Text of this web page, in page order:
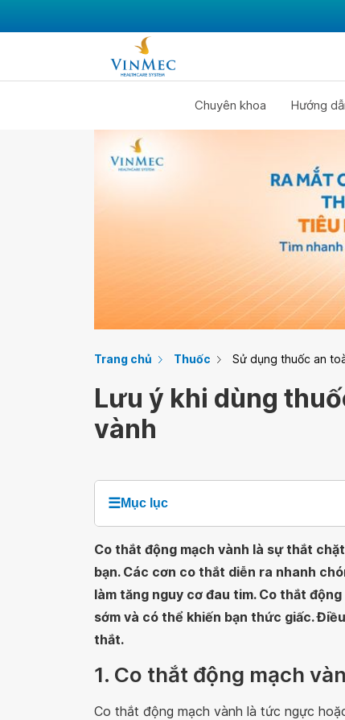
Chuyên khoa Hướng
Trang chủ Thuốc Sử dụng thuốc an
Lưu ý khi dùng
vành
☰Mục lục
Co thắt động mạch vành là sự thắt
bạn. Các cơn co thắt diễn ra nhanh
làm tăng nguy cơ đau tim. Co thắt
sớm và có thể khiến bạn thức giấc.
thắt.
1. Co thắt động mạch
Co thắt động mạch vành là tức ngực